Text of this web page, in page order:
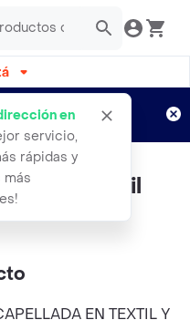
en
servicio,
rápidas y
Aplican TyC
Dama Textil
EN TEXTIL Y